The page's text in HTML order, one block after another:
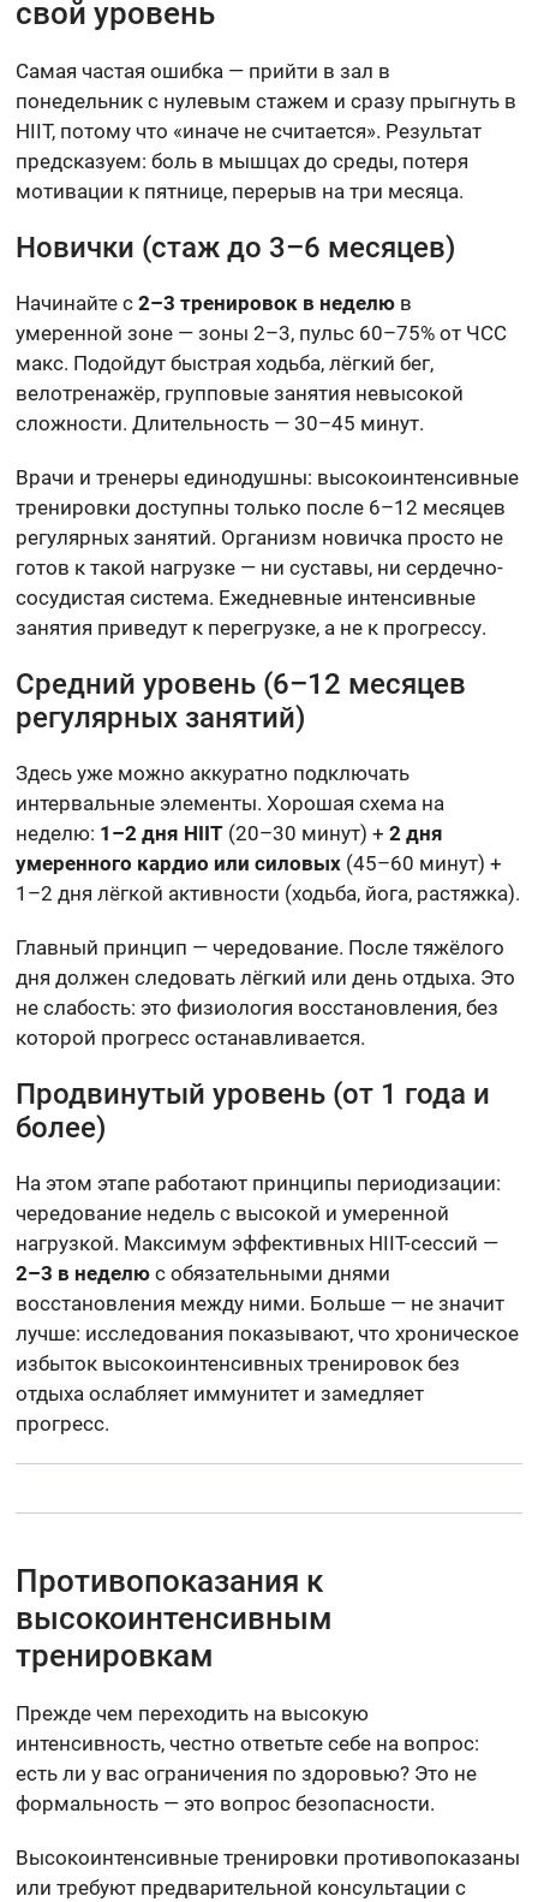
свой уровень
Самая частая ошибка — прийти в зал в
понедельник с нулевым стажем и сразу прыгнуть в
HIIT, потому что «иначе не считается». Результат
предсказуем: боль в мышцах до среды, потеря
мотивации к пятнице, перерыв на три месяца.
Новички (стаж до 3–6 месяцев)
Начинайте с2–3 тренировок в неделю в
умеренной зоне — зоны 2–3, пульс 60–75% от ЧСС
макс. Подойдут быстрая ходьба, лёгкий бег,
велотренажёр, групповые занятия невысокой
сложности. Длительность — 30–45 минут.
Врачи и тренеры единодушны: высокоинтенсивные
тренировки доступны только после 6–12 месяцев
регулярных занятий. Организм новичка просто не
готов к такой нагрузке — ни суставы, ни сердечно-
сосудистая система. Ежедневные интенсивные
занятия приведут к перегрузке, а не к прогрессу.
Средний уровень (6–12 месяцев
регулярных занятий)
Здесь уже можно аккуратно подключать
интервальные элементы. Хорошая схема на
неделю: 1–2 дня HIIT (20–30 минут) +2 дня
умеренного кардио или силовых (45–60 минут) +
1–2 дня лёгкой активности (ходьба, йога, растяжка).
Главный принцип — чередование. После тяжёлого
дня должен следовать лёгкий или день отдыха. Это
не слабость: это физиология восстановления, без
которой прогресс останавливается.
Продвинутый уровень (от 1 года и
более)
На этом этапе работают принципы периодизации:
чередование недель с высокой и умеренной
нагрузкой. Максимум эффективных HIIT-сессий —
2–3 в неделю с обязательными днями
восстановления между ними. Больше — не значит
лучше: исследования показывают, что хроническое
избыток высокоинтенсивных тренировок без
отдыха ослабляет иммунитет и замедляет
прогресс.
Противопоказания к
высокоинтенсивным
тренировкам
Прежде чем переходить на высокую
интенсивность, честно ответьте себе на вопрос:
есть ли у вас ограничения по здоровью? Это не
формальность — это вопрос безопасности.
Высокоинтенсивные тренировки противопоказаны
или требуют предварительной консультации с